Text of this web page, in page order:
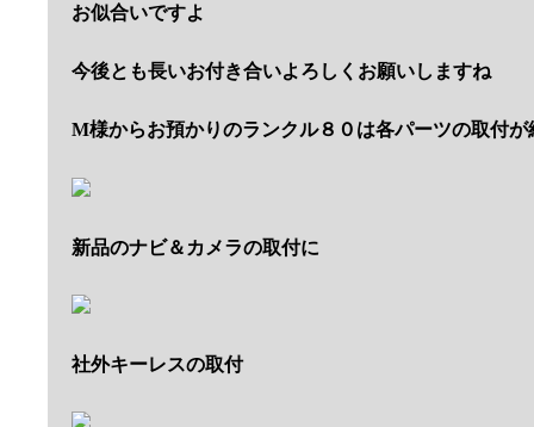
お似合いですよ
今後とも長いお付き合いよろしくお願いしますね
M様からお預かりのランクル８０は各パーツの取付が
新品のナビ＆カメラの取付に
社外キーレスの取付